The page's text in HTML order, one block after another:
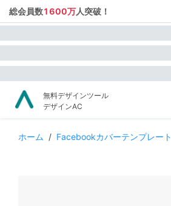
総会員数1600万人突破！
無料デザインツール
デザインAC
ホーム / Facebookカバーテンプレート